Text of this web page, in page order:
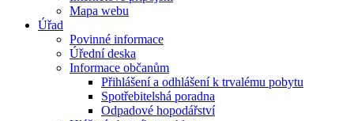
Mapa webu
Úřad
Povinné informace
Úřední deska
Informace občanům
Přihlášení a odhlášení k trvalému pobytu
Spotřebitelshá poradna
Odpadové hopodářství